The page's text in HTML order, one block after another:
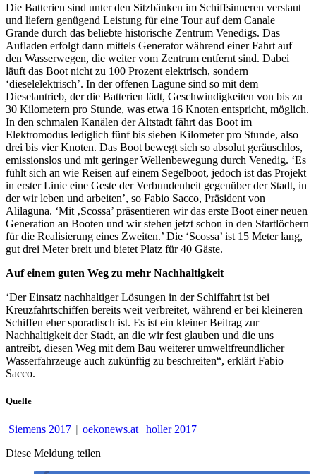
Die Batterien sind unter den Sitzbänken im Schiffsinneren verstaut
und liefern genügend Leistung für eine Tour auf dem Canale
Grande durch das beliebte historische Zentrum Venedigs. Das
Aufladen erfolgt dann mittels Generator während einer Fahrt auf
den Wasserwegen, die weiter vom Zentrum entfernt sind. Dabei
läuft das Boot nicht zu 100 Prozent elektrisch, sondern
‘dieselelektrisch’. In der offenen Lagune sind so mit dem
Dieselantrieb, der die Batterien lädt, Geschwindigkeiten von bis zu
30 Kilometern pro Stunde, was etwa 16 Knoten entspricht, möglich.
In den schmalen Kanälen der Altstadt fährt das Boot im
Elektromodus lediglich fünf bis sieben Kilometer pro Stunde, also
drei bis vier Knoten. Das Boot bewegt sich so absolut geräuschlos,
emissionslos und mit geringer Wellenbewegung durch Venedig. ‘Es
fühlt sich an wie Reisen auf einem Segelboot, jedoch ist das Projekt
in erster Linie eine Geste der Verbundenheit gegenüber der Stadt, in
der wir leben und arbeiten’, so Fabio Sacco, Präsident von
Alilaguna. ‘Mit ‚Scossa’ präsentieren wir das erste Boot einer neuen
Generation an Booten und wir stehen jetzt schon in den Startlöchern
für die Realisierung eines Zweiten.’ Die ‘Scossa’ ist 15 Meter lang,
gut drei Meter breit und bietet Platz für 40 Gäste.
Auf einem guten Weg zu mehr Nachhaltigkeit
‘Der Einsatz nachhaltiger Lösungen in der Schiffahrt ist bei
Kreuzfahrtschiffen bereits weit verbreitet, während er bei kleineren
Schiffen eher sporadisch ist. Es ist ein kleiner Beitrag zur
Nachhaltigkeit der Stadt, an die wir fest glauben und die uns
antreibt, diesen Weg mit dem Bau weiterer umweltfreundlicher
Wasserfahrzeuge auch zukünftig zu beschreiten“, erklärt Fabio
Sacco.
Quelle
Siemens 2017 | oekonews.at | holler 2017
Diese Meldung teilen